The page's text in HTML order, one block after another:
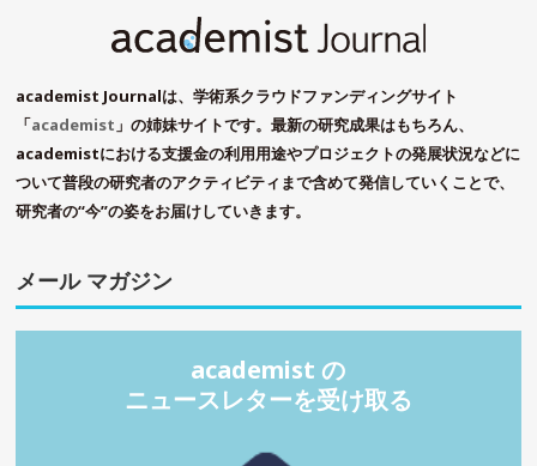
academist Journalは、学術系クラウドファンディングサイト
「academist 」の姉妹サイトです。最新の研究成果はもちろん、
academistにおける支援金の利用用途やプロジェクトの発展状況などに
ついて普段の研究者のアクティビティまで含めて発信していくことで、
研究者の“今”の姿をお届けしていきます。
メール マガジン
academist の
ニュースレターを受け取る